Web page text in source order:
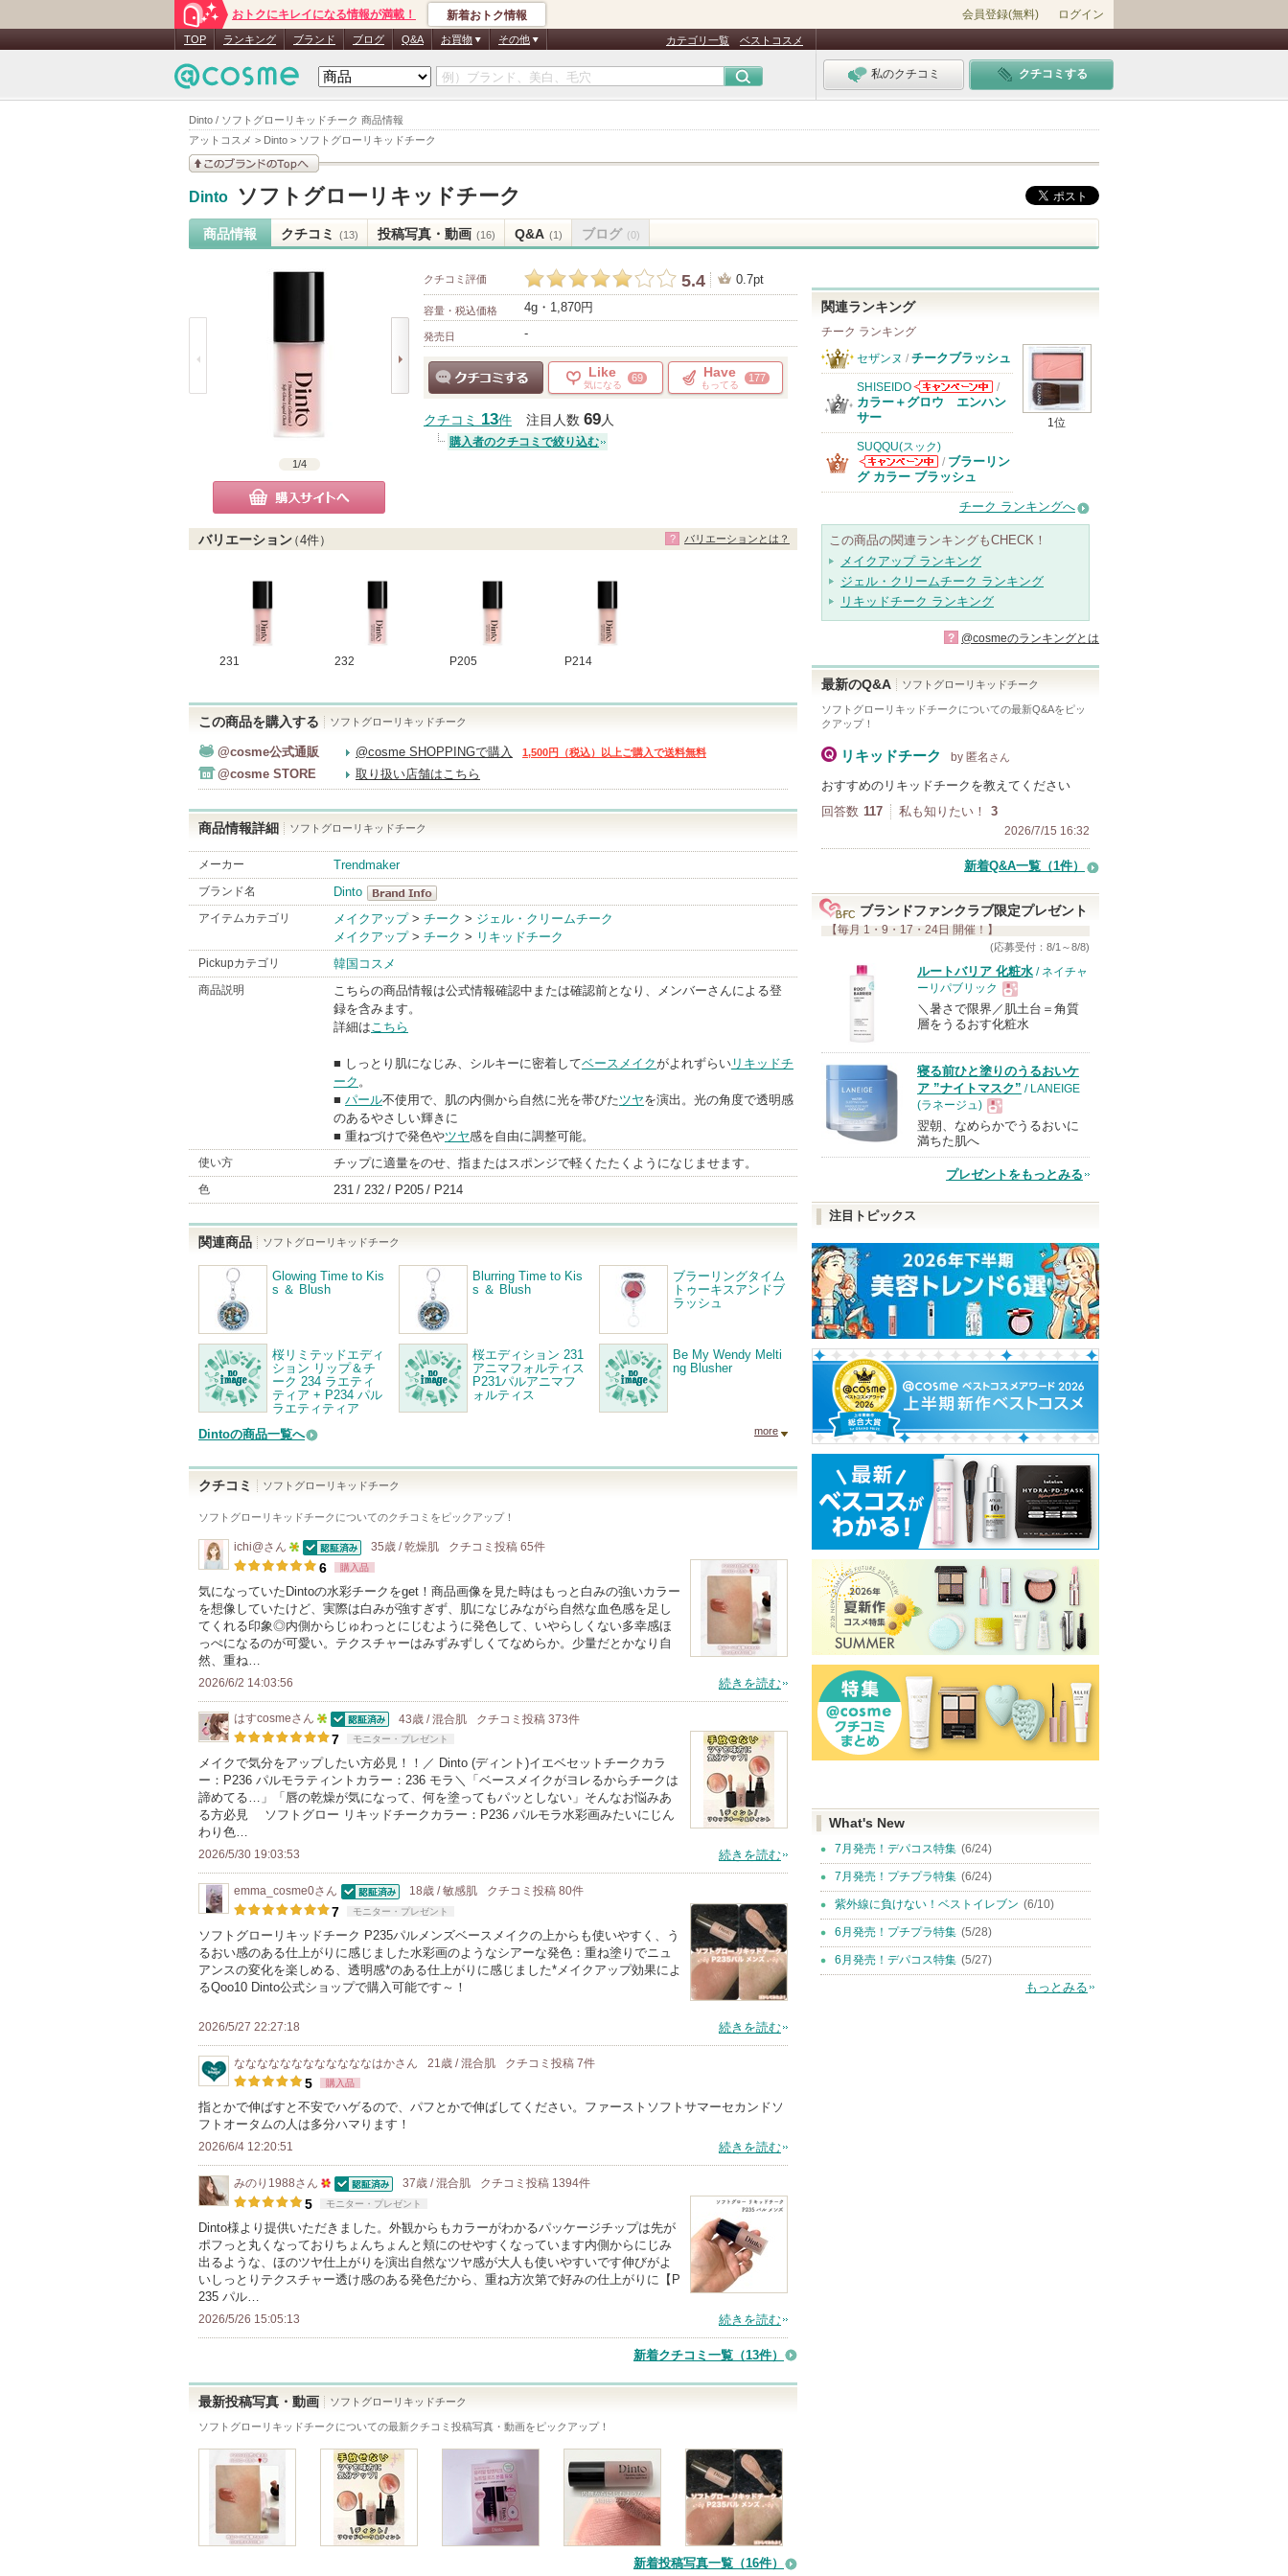
Dinto / ソフトグローリキッドチーク 商品情報
アットコスメ > Dinto > ソフトグローリキッドチーク
おトクにキレイになる情報が満載！ 新着おトク情報 会員登録(無料) ログイン
TOP ランキング ブランド ブログ Q&A お買物 その他 カテゴリ一覧 ベストコスメ
私のクチコミ クチコミする
このブランドの情報を
Dinto ソフトグローリキッドチーク
商品情報 クチコミ (13) 投稿写真・動画 (16) Q&A (1) ブログ (0)
1/4
購入サイトへ
クチコミ評価 5.4 0.7pt
容量・税込価格 4g・1,870円
発売日 -
Like
気になる
69 Have
もってる
177
クチコミ 13件 注目人数 69人
購入者のクチコミで絞り込む
バリエーション（4件）
231 232 P205 P214
バリエーションとは？
この商品を購入する ソフトグローリキッドチーク
@cosme公式通販 @cosme SHOPPINGで購入 1,500円（税込）以上ご購入で送料無料
@cosme STORE 取り扱い店舗はこちら
商品情報詳細 ソフトグローリキッドチーク
メーカー Trendmaker
ブランド名
Dinto
Dinto
BrandInfo
アイテムカテゴリ メイクアップ> チーク > ジェル・クリームチーク
メイクアップ> チーク > リキッドチーク
Pickupカテゴリ 韓国コスメ
商品説明
こちらの商品情報は公式情報確認中または確認前となり、メンバーさんによる登
録を含みます。
詳細はこちら
■ しっとり肌になじみ、シルキーに密着してベースメイクがよれずらい リキッドチ
ーク 。
■ パール不使用で、肌の内側から自然に光を帯びたツヤを演出。光の角度で透明感
のあるやさしい輝きに
■ 重ねづけで発色やツヤ感を自由に調整可能。
使い方 チップに適量をのせ、指またはスポンジで軽くたたくようになじませます。
色 231 232 P205 P214
関連商品 ソフトグローリキッドチーク
Glowing Time to Kis
s ＆ Blush
Blurring Time to Kis
s ＆ Blush
ブラーリングタイム
トゥーキスアンドブ
ラッシュ
桜リミテッドエディ
ション リップ＆チ
ーク 234 ラエティ
ティア + P234 パル
ラエティティア
桜エディション 231
アニマフォルティス
P231パルアニマフ
ォルティス
Be My Wendy Melti
ng Blusher
Dintoの商品一覧へ more
クチコミ ソフトグローリキッドチーク
ソフトグローリキッドチーク についてのクチコミをピックアップ！
ichi@さん
5
人
以
上
メ
ン
バ
ー
に
お
気
入
登
録
さ
れ
い
ま
す
認証済
35歳 / 乾燥肌 クチコミ投稿 65件
6 購入品
気になっていたDintoの水彩チークをget！商品画像を見た時はもっと白みの強いカラー
を想像していたけど、実際は白みが強すぎず、肌になじみながら自然な血色感を足し
てくれる印象◎内側からじゅわっとにじむように発色して、いやらしくない多幸感ほ
っぺになるのが可愛い。テクスチャーはみずみずしくてなめらか。少量だとかなり自
然、重ね…
2026/6/2 14:03:56 続きを読む
はすcosmeさん
5
人
以
上
ン
バ
ー
に
お
気
り
登
録
さ
す
認証済
43歳 / 混合肌 クチコミ投稿 373件
7 モニター・プレゼント
メイクで気分をアップしたい方必見！！／ Dinto (ディント)イエベセットチークカラ
ー：P236 パルモラティントカラー：236 モラ＼「ベースメイクがヨレるからチークは
諦めてる…」「唇の乾燥が気になって、何を塗ってもパッとしない」そんなお悩みあ
る方必見 ソフトグロー リキッドチークカラー：P236 パルモラ水彩画みたいにじん
わり色…
2026/5/30 19:03:53 続きを読む
emma_cosme0さん
認証済
18歳 / 敏感肌 クチコミ投稿 80件
7 モニター・プレゼント
ソフトグローリキッドチーク P235パルメンズベースメイクの上からも使いやすく、う
るおい感のある仕上がりに感じました水彩画のようなシアーな発色：重ね塗りでニュ
アンスの変化を楽しめる、透明感*のある仕上がりに感じました*メイクアップ効果によ
るQoo10 Dinto公式ショップで購入可能です～！
2026/5/27 22:27:18 続きを読む
ななななななななななななはかさん 21歳 / 混合肌 クチコミ投稿 7件
5 購入品
指とかで伸ばすと不安でハゲるので、パフとかで伸ばしてください。ファーストソフトサマーセカンドソ
フトオータムの人は多分ハマります！
2026/6/4 12:20:51 続きを読む
みのり1988さん
50
人
以
上
ン
ー
に
お
気
登
認証済
37歳 / 混合肌 クチコミ投稿 1394件
5 モニター・プレゼント
Dinto様より提供いただきました。外観からもカラーがわかるパッケージチップは先が
ポフっと丸くなっておりちょんちょんと頬にのせやすくなっています内側からにじみ
出るような、ほのツヤ仕上がりを演出自然なツヤ感が大人も使いやすいです伸びがよ
いしっとりテクスチャー透け感のある発色だから、重ね方次第で好みの仕上がりに【P
235 パル…
2026/5/26 15:05:13 続きを読む
新着クチコミ一覧 （13件）
最新投稿写真・動画 ソフトグローリキッドチーク
ソフトグローリキッドチーク についての最新クチコミ投稿写真・動画をピックアップ！
新着投稿写真一覧（16件）
関連ランキング
チーク ランキング
1位
セザンヌ / チークブラッシュ
SHISEIDO
SHISEIDOから
/
カラー＋グロウ エンハン
サー
SUQQU(スック)
SUQQU(スッ
ク)からのお知
/ ブラーリン
グ カラー ブラッシュ
チーク ランキングへ
この商品の関連ランキングもCHECK！
メイクアップ ランキング
ジェル・クリームチーク ランキング
リキッドチーク ランキング
? @cosmeのランキングとは
最新のQ&A ソフトグローリキッドチーク
ソフトグローリキッドチーク についての最新Q&Aをピッ
クアップ！
リキッドチーク by 匿名 さん
おすすめのリキッドチークを教えてください
回答数 117 私も知りたい！ 3
2026/7/15 16:32
新着Q&A一覧（1件）
ブランドファンクラブ限定プレゼント
【毎月 1・9・17・24日 開催！】
(応募受付：8/1～8/8)
ルートバリア 化粧水 / ネイチャ
ーリパブリック
現
品
＼暑さで限界／肌土台＝角質
層をうるおす化粧水
寝る前ひと塗りのうるおいケ
ア ”ナイトマスク” / LANEIGE
(ラネージュ)
現
品
翌朝、なめらかでうるおいに
満ちた肌へ
プレゼントをもっとみる
注目トピックス
What's New
7月発売！デパコス特集 (6/24)
7月発売！プチプラ特集 (6/24)
紫外線に負けない！ベストイレブン (6/10)
6月発売！プチプラ特集 (5/28)
6月発売！デパコス特集 (5/27)
もっとみる